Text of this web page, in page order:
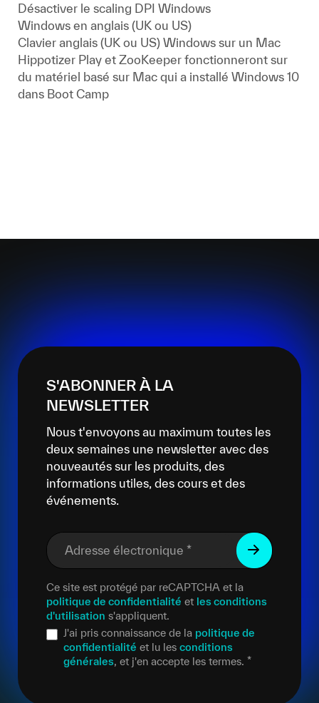
Désactiver le scaling DPI Windows
Windows en anglais (UK ou US)
Clavier anglais (UK ou US) Windows sur un Mac
Hippotizer Play et ZooKeeper fonctionneront sur
du matériel basé sur Mac qui a installé Windows 10
dans Boot Camp
S'ABONNER À LA
NEWSLETTER
Nous t'envoyons au maximum toutes les
deux semaines une newsletter avec des
nouveautés sur les produits, des
informations utiles, des cours et des
événements.
Adresse électronique *
Ce site est protégé par reCAPTCHA et la
politique de confidentialité et les conditions
d'utilisation s'appliquent.
J'ai pris connaissance de la politique de
confidentialité et lu les conditions
générales, et j'en accepte les termes. *